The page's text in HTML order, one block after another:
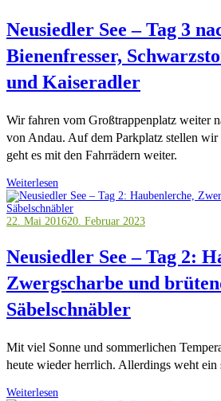
Neusiedler See – Tag 3
Bienenfresser,
und Kaiseradler
Wir fahren vom Großtrappenplatz weiter
von Andau. Auf dem Parkplatz stellen wir
geht es mit den Fahrrädern weiter.
Weiterlesen
22. Mai 201620. Februar 2023
Neusiedler See – Tag 2:
Zwergscharbe und
Säbelschnäbler
Mit viel Sonne und sommerlichen
heute wieder herrlich. Allerdings weht ein
Weiterlesen